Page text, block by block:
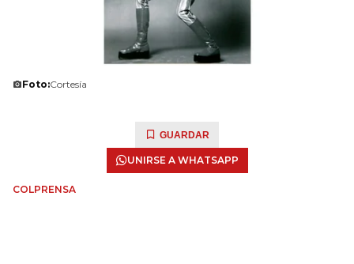
Foto:Cortesía
GUARDAR
UNIRSE A WHATSAPP
COLPRENSA